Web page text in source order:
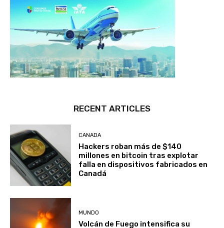
CANADA
Hackers roban más de $140
millones en bitcoin tras explotar
falla en dispositivos fabricados en
MUNDO